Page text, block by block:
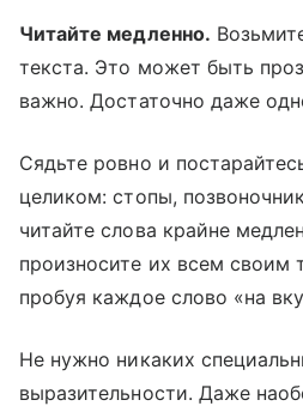
Читайте медленно.
текста. Это может быть
важно. Достаточно даже
Сядьте ровно и
целиком: стопы,
читайте слова крайне
произносите их всем своим
пробуя каждое слово «на
Не нужно никаких
выразительности. Даже